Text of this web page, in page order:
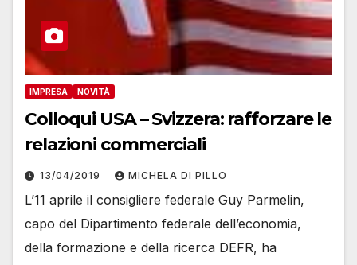
IMPRESA NOVITÀ
Colloqui USA – Svizzera: rafforzare le
relazioni commerciali
13/04/2019 MICHELA DI PILLO
L’11 aprile il consigliere federale Guy Parmelin,
capo del Dipartimento federale dell’economia,
della formazione e della ricerca DEFR, ha